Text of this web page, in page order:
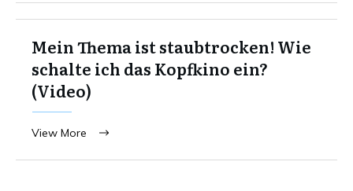
Mein Thema ist staubtrocken! Wie
schalte ich das Kopfkino ein?
(Video)
View More